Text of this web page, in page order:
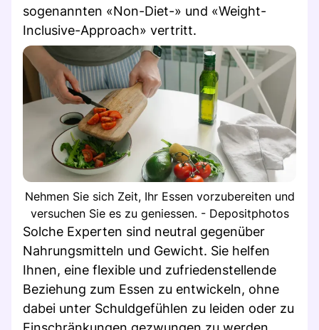
sogenannten «Non-Diet-» und «Weight-
Inclusive-Approach» vertritt.
Nehmen Sie sich Zeit, Ihr Essen vorzubereiten und
versuchen Sie es zu geniessen. - Depositphotos
Solche Experten sind neutral gegenüber
Nahrungsmitteln und Gewicht. Sie helfen
Ihnen, eine flexible und zufriedenstellende
Beziehung zum Essen zu entwickeln, ohne
dabei unter Schuldgefühlen zu leiden oder zu